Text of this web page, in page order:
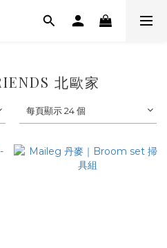
北歐家
每頁顯示 24 個